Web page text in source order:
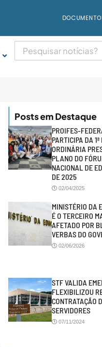
Posts em Destaque
PROIFES-
PARTICIPA DA
ORDINÁRIA
PLANO DO
NACIONAL DE
DE 2025
02/04/2025
MINISTÉRIO DA
É O TERCEIRO
AFETADO POR
VERBAS DO
02/06/2026
STF VALIDA
FLEXIBILIZOU
CONTRATAÇÃO
SERVIDORES
07/11/2024